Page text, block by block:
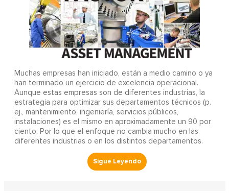
Muchas empresas han iniciado, están a medio camino o ya
han terminado un ejercicio de excelencia operacional.
Aunque estas empresas son de diferentes industrias, la
estrategia para optimizar sus departamentos técnicos (p.
ej., mantenimiento, ingeniería, servicios públicos,
instalaciones) es el mismo en aproximadamente un 90 por
ciento. Por lo que el enfoque no cambia mucho en las
diferentes industrias o en los distintos departamentos.